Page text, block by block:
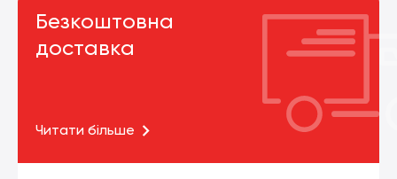
Безкоштовна
доставка
Читати більше